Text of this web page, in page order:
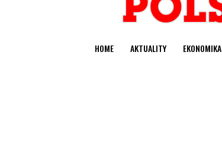
HOME AKTUALITY EKONOMIKA